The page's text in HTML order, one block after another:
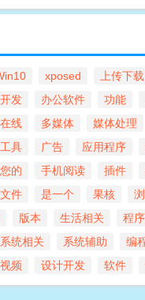
xposed 上传下载
发 办公软件 功能
在线 多媒体 媒体处理
工具 广告 应用程序
您的 手机阅读 插件
文件 是一个 果核
版本 生活相关 程序
系统相关 系统辅助
编
视频 设计开发 软件